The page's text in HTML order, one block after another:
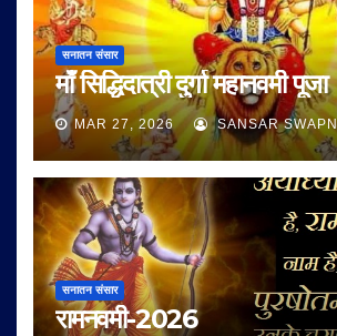
सनातन संसार
माँ सिद्धिदात्री दुर्गा महानवमी पूजा
MAR 27, 2026 SANSAR
सनातन संसार
रामनवमी-2026